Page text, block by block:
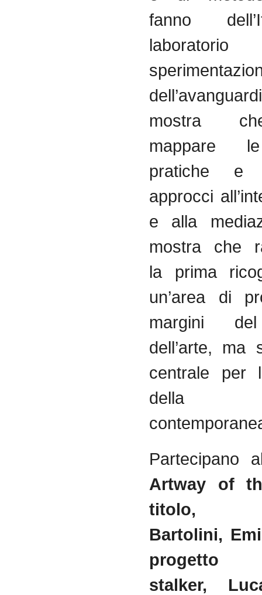
fanno
laboratorio
mostra
mappare le
pratiche
approcci
e alla
mostra
che
la prima
un’area
di
margini
dell’arte, ma
centrale per
della
Partecipano
Artway of
titolo,
Bartolini,
progetto
stalker,